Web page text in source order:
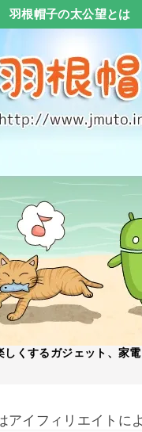
羽根帽子の太公望とは
しくするガジェット、家
アイフィリエイトに